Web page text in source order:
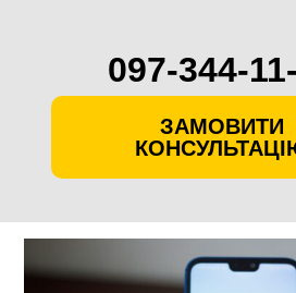
Skip
097-344-
ЗАМОВИТИ